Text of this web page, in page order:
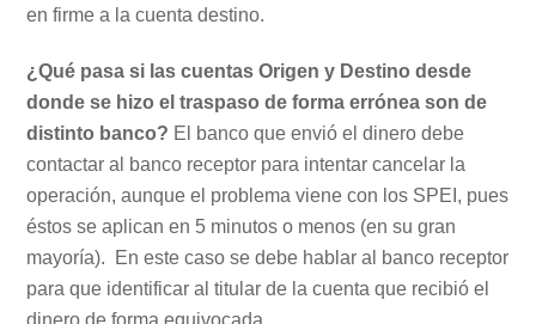
en firme a la cuenta destino.
¿Qué pasa si las cuentas Origen y Destino desde
donde se hizo el traspaso de forma errónea son de
distinto banco? El banco que envió el dinero debe
contactar al banco receptor para intentar cancelar la
operación, aunque el problema viene con los SPEI, pues
éstos se aplican en 5 minutos o menos (en su gran
mayoría). En este caso se debe hablar al banco receptor
para que identificar al titular de la cuenta que recibió el
dinero de forma equivocada.